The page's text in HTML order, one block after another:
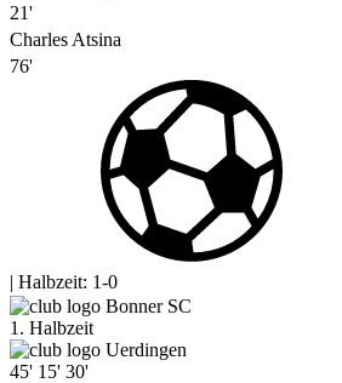
21'
Charles Atsina
76'
| Halbzeit: 1-0
Bonner SC
1. Halbzeit
Uerdingen
45' 15' 30'